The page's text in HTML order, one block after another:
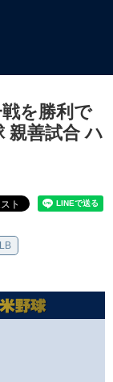
を勝利で
親善試合 ハ